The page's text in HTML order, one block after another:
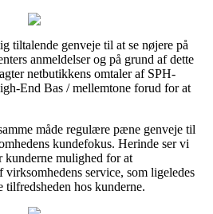
tiltalende genveje til at se nøjere på
anmeldelser og på grund af dette
netbutikkens omtaler af SPH-
End Bas / mellemtone forud for at
måde regulære pæne genveje til
kundefokus. Herinde ser vi
kunderne mulighed for at
virksomhedens service, som ligeledes
tilfredsheden hos kunderne.